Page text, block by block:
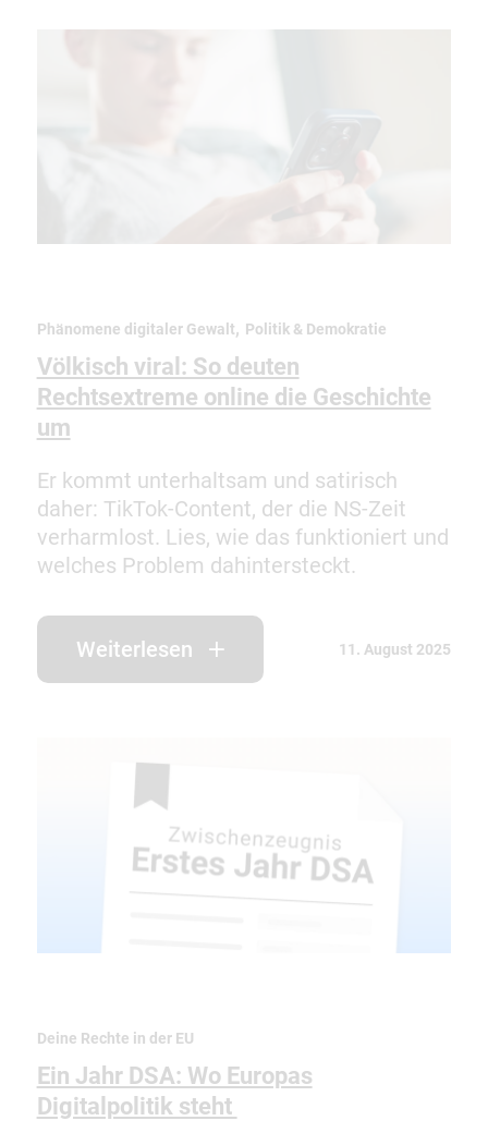
Phänomene digitaler Gewalt, Politik & Demokratie
Völkisch viral: So deuten
Rechtsextreme online die Geschichte
um
Er kommt unterhaltsam und satirisch
daher: TikTok-Content, der die NS-Zeit
verharmlost. Lies, wie das funktioniert und
welches Problem dahintersteckt.
Weiterlesen 11. August 2025
Deine Rechte in der EU
Ein Jahr DSA: Wo Europas
Digitalpolitik steht